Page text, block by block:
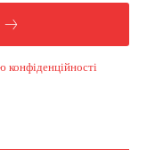
конфіденційності